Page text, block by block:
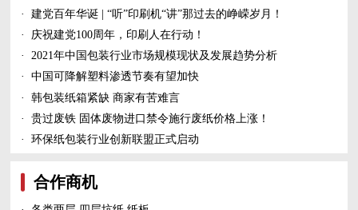
·
建党百年华诞 | “听”印刷机“讲”那过去的峥嵘岁月！
·
庆祝建党100周年，印刷人在行动！
·
2021年中国包装行业市场规模现状及发展趋势分析
·
中国可降解塑料渗透节奏有望加快
·
韩包装纸箱紧缺 商家有苦难言
·
贵过废铁 固体废物进口禁令施行废纸价格上涨！
·
环保纸包装行业创新联盟正式启动
合作商机